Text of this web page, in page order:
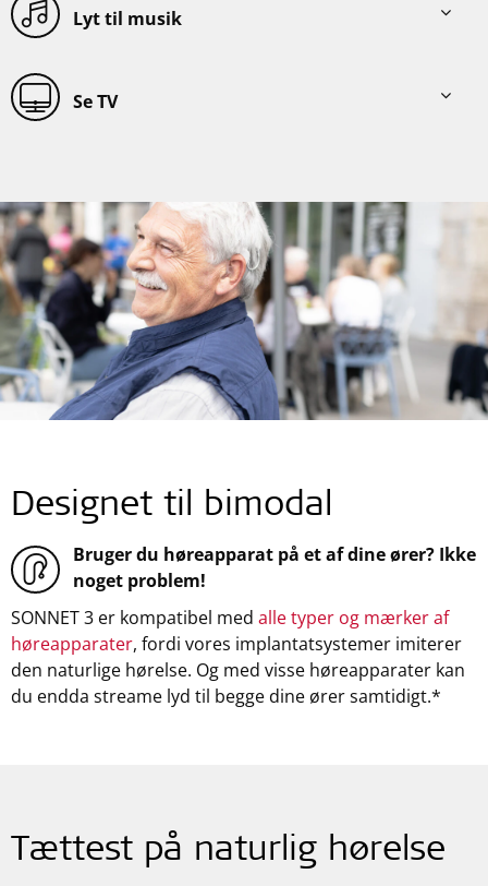
Lyt til musik
Se TV
Designet til bimodal
Bruger du høreapparat på et af dine ører? Ikke
noget problem!
SONNET 3 er kompatibel med alle typer og mærker af
høreapparater, fordi vores implantatsystemer imiterer
den naturlige hørelse. Og med visse høreapparater kan
du endda streame lyd til begge dine ører samtidigt.*
Tættest på naturlig hørelse